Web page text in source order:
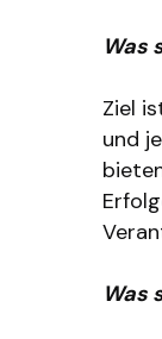
Was
Ziel
und
Was